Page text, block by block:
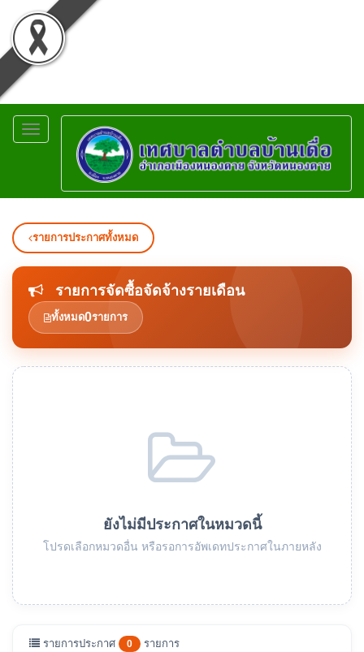
Toggle
navigation
รายการประกาศทั้งหมด
รายการจัดซื้อจัดจ้างรายเดือน
ทั้งหมด0รายการ
ยังไม่มีประกาศในหมวดนี้
โปรดเลือกหมวดอื่น หรือรอการอัพเดทประกาศในภายหลัง
รายการประกาศ 0 รายการ